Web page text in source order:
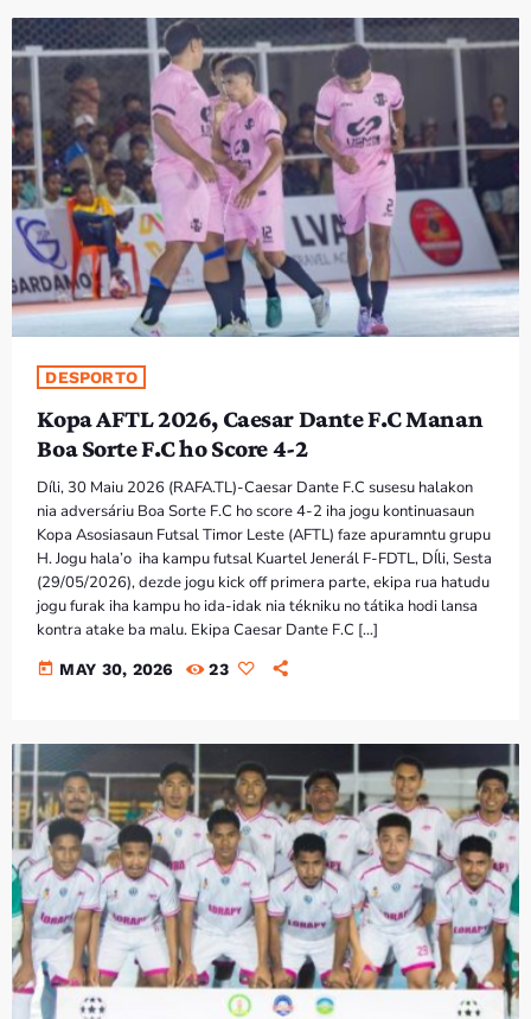
DESPORTO
Kopa AFTL 2026, Caesar Dante F.C Manan
Boa Sorte F.C ho Score 4-2
Díli, 30 Maiu 2026 (RAFA.TL)-Caesar Dante F.C susesu halakon
nia adversáriu Boa Sorte F.C ho score 4-2 iha jogu kontinuasaun
Kopa Asosiasaun Futsal Timor Leste (AFTL) faze apuramntu grupu
H. Jogu hala’o iha kampu futsal Kuartel Jenerál F-FDTL, DÍli, Sesta
(29/05/2026), dezde jogu kick off primera parte, ekipa rua hatudu
jogu furak iha kampu ho ida-idak nia tékniku no tátika hodi lansa
kontra atake ba malu. Ekipa Caesar Dante F.C […]
today MAY 30, 2026 23